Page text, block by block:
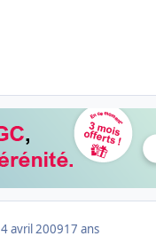
4 avril 200917 ans